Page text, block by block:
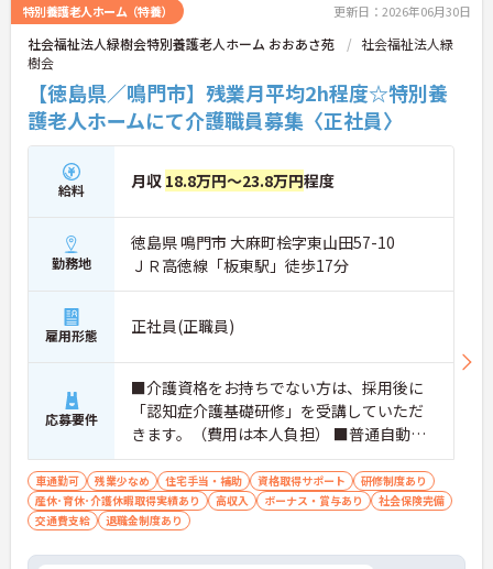
特別養護老人ホーム（特養） 更新日：2026年06月30日
社会福祉法人緑樹会特別養護老人ホーム おおあさ苑
社会福祉法人緑
樹会
【徳島県／鳴門市】残業月平均2h程度☆特別養
護老人ホームにて介護職員募集〈正社員〉
給料 月収 18.8万円～23.8万円程度
勤務地
徳島県 鳴門市 大麻町桧字東山田57-10
ＪＲ高徳線「板東駅」徒歩17分
雇用形態 正社員(正職員)
応募要件
■介護資格をお持ちでない方は、採用後に
「認知症介護基礎研修」を受講していただ
きます。（費用は本人負担） ■普通自動車
運転免許必須（AT限定可） ■経験不問
車通勤可 残業少なめ 住宅手当・補助 資格取得サポート
研修制度あり
産休･育休･介護休暇取得実績あり
高収入 ボーナス・賞与あり
社会保険完備
交通費支給
退職金制度あり